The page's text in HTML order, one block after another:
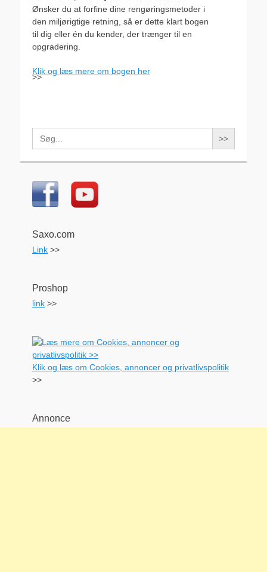
Ønsker du at forfine dine rengøringsmetoder i
den miljørigtige retning, så er dette klart bogen
til dig eller én du kender, der trænger til en
opgradering.
Klik og læs mere om bogen her
>>
Search
for:
Saxo.com
Link >>
Proshop
link >>
Klik og læs om Cookies, annoncer og privatlivspolitik
>>
Annonce